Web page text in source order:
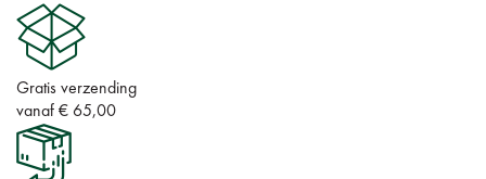
Gratis verzending
vanaf € 65,00